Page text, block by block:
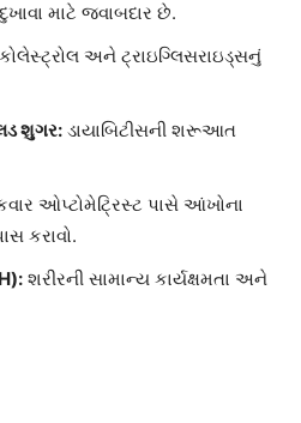
માટે જવાબદાર છે.
અને ટ્રાઇગ્લિસરાઇડ્સનું
શુગર: ડાયાબિટીસની શરૂઆત
ઓપ્ટોમેટ્રિસ્ટ પાસે આંખોના
કરાવો.
શરીરની સામાન્ય કાર્યક્ષમતા અને